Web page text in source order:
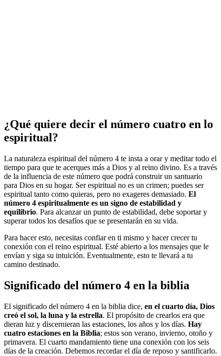
¿Qué quiere decir el número cuatro en lo
espiritual?
La naturaleza espiritual del número 4 te insta a orar y meditar todo el
tiempo para que te acerques más a Dios y al reino divino. Es a través
de la influencia de este número que podrá construir un santuario
para Dios en su hogar. Ser espiritual no es un crimen; puedes ser
espiritual tanto como quieras, pero no exageres demasiado. El
número 4 espiritualmente es un signo de estabilidad y
equilibrio. Para alcanzar un punto de estabilidad, debe soportar y
superar todos los desafíos que se presentarán en su vida.
Para hacer esto, necesitas confiar en ti mismo y hacer crecer tu
conexión con el reino espiritual. Esté abierto a los mensajes que le
envían y siga su intuición. Eventualmente, esto te llevará a tu
camino destinado.
Significado del número 4 en la biblia
El significado del número 4 en la biblia dice, en el cuarto día, Dios
creó el sol, la luna y la estrella. El propósito de crearlos era que
dieran luz y discernieran las estaciones, los años y los días. Hay
cuatro estaciones en la Biblia; estos son verano, invierno, otoño y
primavera. El cuarto mandamiento tiene una conexión con los seis
días de la creación. Debemos recordar el día de reposo y santificarlo.